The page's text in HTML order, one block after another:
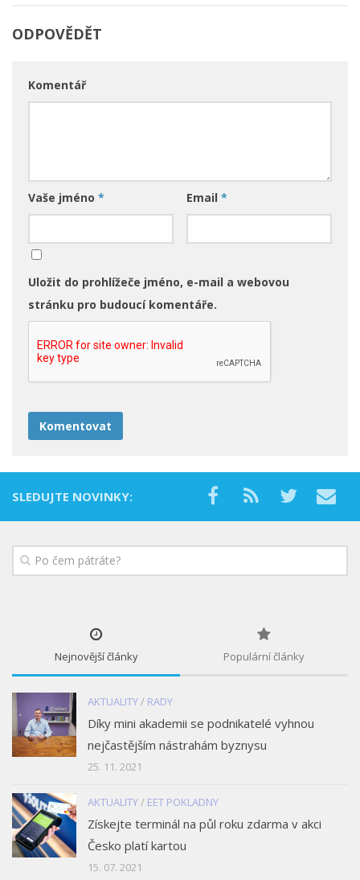
ODPOVĚDĚT
Komentář
Vaše jméno * Email *
Uložit do prohlížeče jméno, e-mail a webovou
stránku pro budoucí komentáře.
SLEDUJTE NOVINKY:
Nejnovější články Populární články
AKTUALITY/ RADY
Díky mini akademii se podnikatelé vyhnou
nejčastějším nástrahám byznysu
25. 11. 2021
AKTUALITY/ EET POKLADNY
Získejte terminál na půl roku zdarma v akci
Česko platí kartou
15. 07. 2021